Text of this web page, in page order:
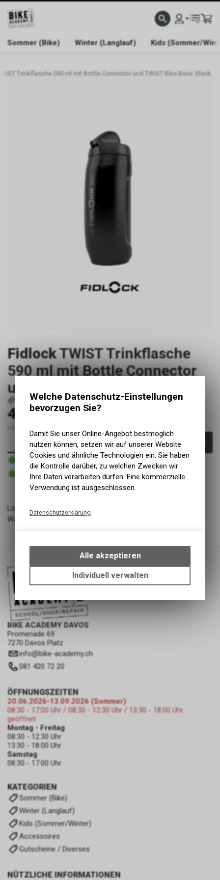
WELCOME TO BIKE ACADEMY
Sommer (Bike) Winter (Langlauf) Kids (Sommer/
Trinkflasche 590 ml mit Bottle Connector und TWIST Bike Base. Black.
FidlockTWIST Trinkflasche
590 ml mit Bottle Connector
und TWIST Bike Base. Black.
P8575 09636(BLK) 4251207403118
45.00CHF
In den Warenkorb
3 - 6 Tage ab Lager Lieferant
Versand
3 - 6 Tage ab Lager Lieferant
Abholung BIKE ACADEMY DAVOS
Lieferant: Indian Summer Ltd.
Warengruppe: Zubehör - Flaschen / Flaschenhalter
BIKE ACADEMY DAVOS
Promenade 69
7270 Davos Platz
info@bike-academy.ch
081 420 72 20
KATEGORIEN
Sommer (Bike)
Winter (Langlauf)
Kids (Sommer/Winter)
Accessoires
Gutscheine / Diverses
NÜTZLICHE INFORMATIONEN
ÖFFNUNGSZEITEN
20.06.2026-13.09.2026 (Sommer)
08:30 - 17:00 Uhr / 08:30 - 12:30 Uhr / 13:30 - 18:00 Uhr
geöffnet
Montag - Freitag
08:30 - 12:30 Uhr
13:30 - 18:00 Uhr
Samstag
08:30 - 17:00 Uhr
Welche Datenschutz-Einstellungen
bevorzugen Sie?
Damit Sie unser Online-Angebot bestmöglich
nutzen können, setzen wir auf unserer Website
Cookies und ähnliche Technologien ein. Sie haben
die Kontrolle darüber, zu welchen Zwecken wir
Ihre Daten verarbeiten dürfen. Eine kommerzielle
Verwendung ist ausgeschlossen.
Datenschutzerklärung
bestimmte Interaktionen und
Einstellungen auf Ihrem Gerät,
um die grundlegenden
Funktionen unseres Online-
des Warenkorbs, zu
ermöglichen. Bitte beachten Sie,
dass die gespeicherten Daten
zulassen.
Alle akzeptieren
Individuell verwalten